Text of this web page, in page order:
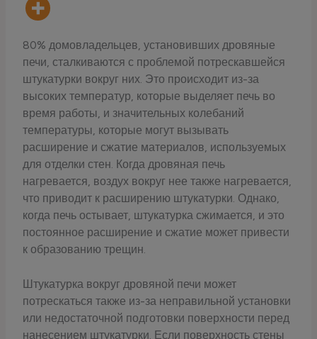
80% домовладельцев, установивших дровяные
печи, сталкиваются с проблемой потрескавшейся
штукатурки вокруг них. Это происходит из-за
высоких температур, которые выделяет печь во
время работы, и значительных колебаний
температуры, которые могут вызывать
расширение и сжатие материалов, используемых
для отделки стен. Когда дровяная печь
нагревается, воздух вокруг нее также нагревается,
что приводит к расширению штукатурки. Однако,
когда печь остывает, штукатурка сжимается, и это
постоянное расширение и сжатие может привести
к образованию трещин.
Штукатурка вокруг дровяной печи может
потрескаться также из-за неправильной установки
или недостаточной подготовки поверхности перед
нанесением штукатурки. Если поверхность стены